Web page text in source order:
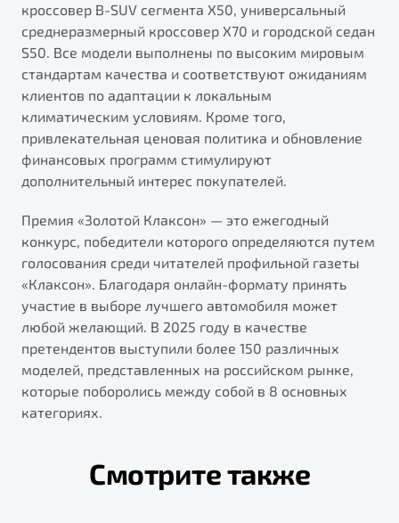
кроссовер B-SUV сегмента X50, универсальный
среднеразмерный кроссовер X70 и городской седан
S50. Все модели выполнены по высоким мировым
стандартам качества и соответствуют ожиданиям
клиентов по адаптации к локальным
климатическим условиям. Кроме того,
привлекательная ценовая политика и обновление
финансовых программ стимулируют
дополнительный интерес покупателей.
Премия «Золотой Клаксон» — это ежегодный
конкурс, победители которого определяются путем
голосования среди читателей профильной газеты
«Клаксон». Благодаря онлайн-формату принять
участие в выборе лучшего автомобиля может
любой желающий. В 2025 году в качестве
претендентов выступили более 150 различных
моделей, представленных на российском рынке,
которые поборолись между собой в 8 основных
категориях.
Смотрите также